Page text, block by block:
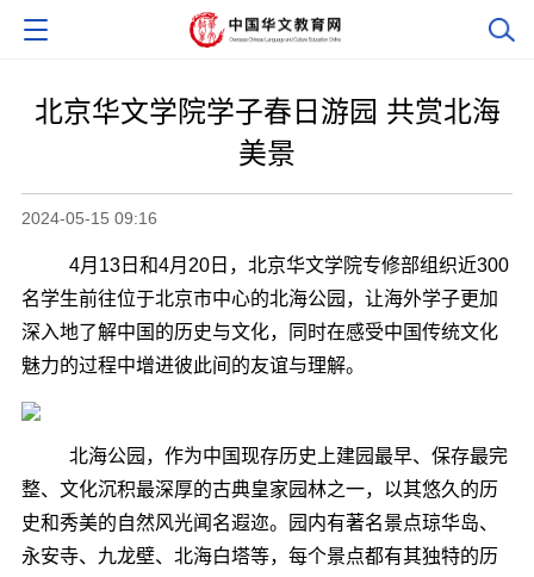
北京华文学院学子春日游园 共赏北海
美景
2024-05-15 09:16
4月13日和4月20日，北京华文学院专修部组织近300
名学生前往位于北京市中心的北海公园，让海外学子更加
深入地了解中国的历史与文化，同时在感受中国传统文化
魅力的过程中增进彼此间的友谊与理解。
北海公园，作为中国现存历史上建园最早、保存最完
整、文化沉积最深厚的古典皇家园林之一，以其悠久的历
史和秀美的自然风光闻名遐迩。园内有著名景点琼华岛、
永安寺、九龙壁、北海白塔等，每个景点都有其独特的历